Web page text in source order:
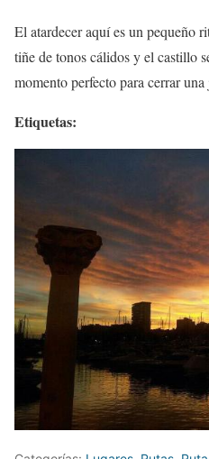
El atardecer aquí es un pequeño
tiñe de tonos cálidos y el castillo
momento perfecto para cerrar
Etiquetas: